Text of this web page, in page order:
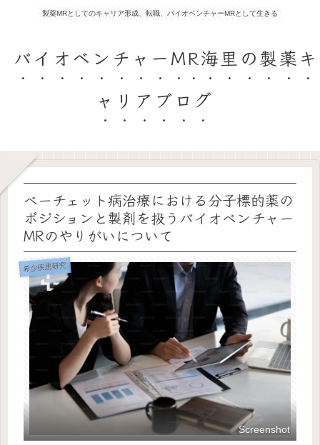
製薬MRとしてのキャリア形成、転職、バイオベンチャーMRとして生きる
バイオベンチャーMR海里の製薬キ
ャリアブログ
ベーチェット病治療における分子標的薬の
ポジションと製剤を扱うバイオベンチャー
MRのやりがいについて
希少疾患研究
Screenshot